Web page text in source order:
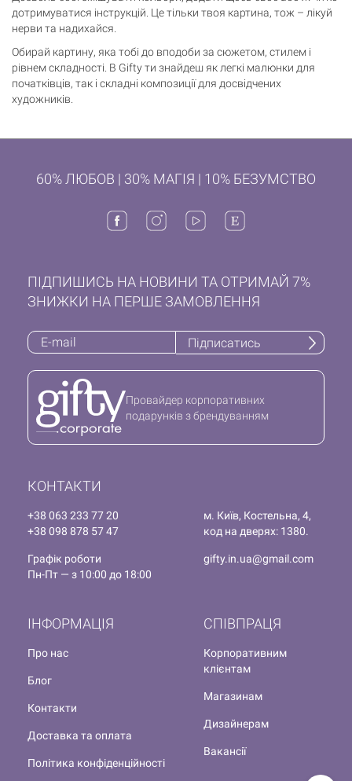
дотримуватися інструкцій. Це тільки твоя картина, тож – лікуй
нерви та надихайся.
Обирай картину, яка тобі до вподоби за сюжетом, стилем і
рівнем складності. В Gifty ти знайдеш як легкі малюнки для
початківців, так і складні композиції для досвідчених
художників.
60% ЛЮБОВ | 30% МАГІЯ | 10% БЕЗУМСТВО
КОНТАКТИ
+38 063 233 77 20
+38 098 878 57 47
м. Київ, Костельна, 4,
код на дверях: 1380.
Графік роботи
Пн-Пт — з 10:00 до 18:00
gifty.in.ua@gmail.com
СПІВПРАЦЯ
Корпоративним
клієнтам
Магазинам
Дизайнерам
Вакансії
ІНФОРМАЦІЯ
Про нас
Блог
Контакти
Доставка та оплата
Політика конфіденційності
ПІДПИШИСЬ НА НОВИНИ ТА ОТРИМАЙ 7%
ЗНИЖКИ НА ПЕРШЕ ЗАМОВЛЕННЯ
Підписатись
Провайдер корпоративних
подарунків з брендуванням